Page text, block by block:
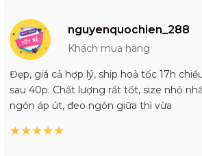
nguyenquochien_288
Khách mua hàng
Đẹp, giá cả hợp lý, ship hoả tốc 17h
sau 40p. Chất lượng rất tốt, size nhỏ
ngón áp út, đeo ngón giữa thì vừa
★★★★★